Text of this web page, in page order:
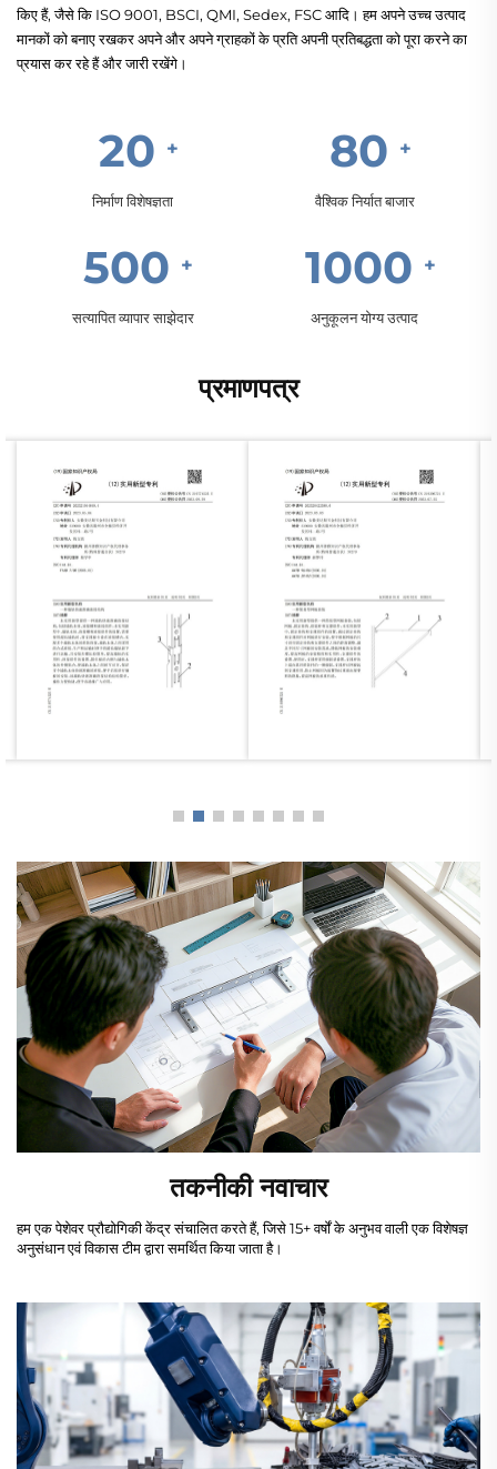
किए हैं, जैसे कि ISO 9001, BSCI, QMI, Sedex, FSC आदि। हम अपने उच्च उत्पाद
मानकों को बनाए रखकर अपने और अपने ग्राहकों के प्रति अपनी प्रतिबद्धता को पूरा करने का
प्रयास कर रहे हैं और जारी रखेंगे।
20
निर्माण विशेषज्ञता
80
वैश्विक निर्यात बाजार
500
सत्यापित व्यापार साझेदार
1000
अनुकूलन योग्य उत्पाद
प्रमाणपत्र
तकनीकी नवाचार
हम एक पेशेवर प्रौद्योगिकी केंद्र संचालित करते हैं, जिसे 15+ वर्षों के अनुभव वाली एक विशेषज्ञ
अनुसंधान एवं विकास टीम द्वारा समर्थित किया जाता है।